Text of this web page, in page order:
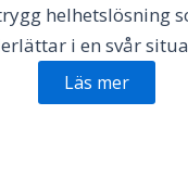
helhetslösning
i en svår
Läs mer